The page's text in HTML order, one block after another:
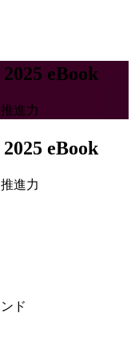
eBook
進力
eBook
進力
ド